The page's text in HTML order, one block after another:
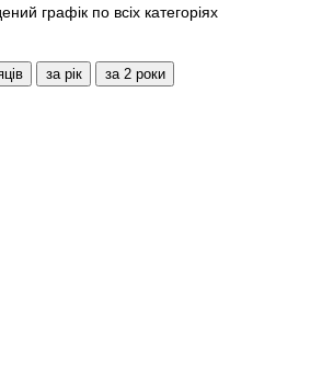
графік по всіх категоріях